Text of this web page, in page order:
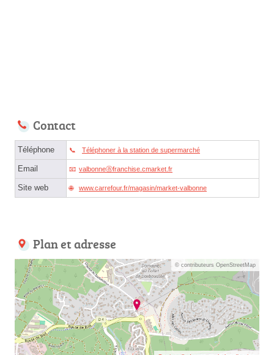
Contact
Téléphone Téléphoner à la station de supermarché
Email valbonneⓐfranchise.cmarket.fr
Site web www.carrefour.fr/magasin/market-valbonne
Plan et adresse
© contributeurs OpenStreetMap